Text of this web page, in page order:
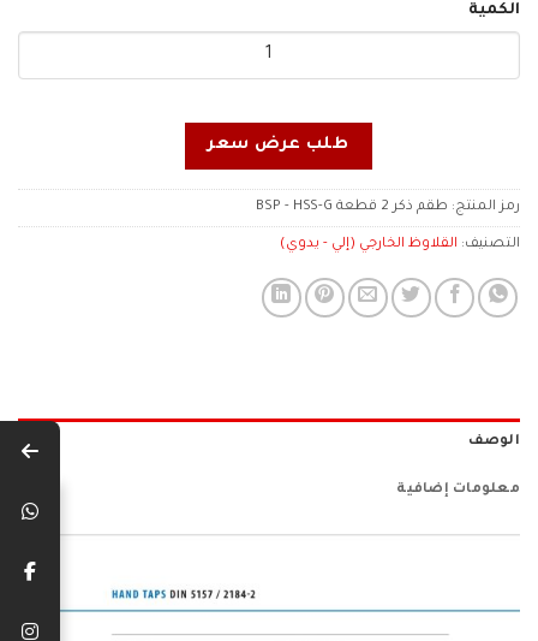
الكمية
طلب عرض سعر
رمز المنتج: طقم ذكر 2 قطعة BSP - HSS-G
التصنيف: القلاوظ الخارجي (إلي - يدوي)
الوصف
معلومات إضافية